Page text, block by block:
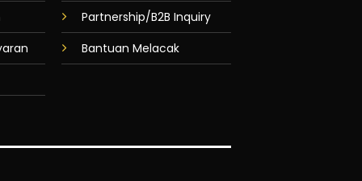
Partnership/B2B Inquiry
Bantuan Melacak